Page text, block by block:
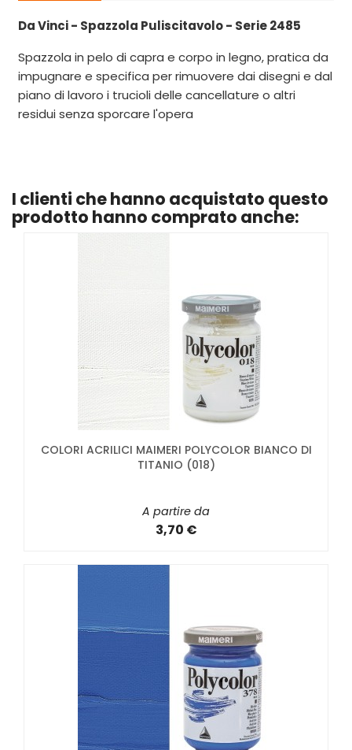
Da Vinci - Spazzola Puliscitavolo - Serie 2485
Spazzola in pelo di capra e corpo in legno, pratica da
impugnare e specifica per rimuovere dai disegni e dal
piano di lavoro i trucioli delle cancellature o altri
residui senza sporcare l'opera
I clienti che hanno acquistato questo
prodotto hanno comprato anche:
COLORI ACRILICI MAIMERI POLYCOLOR BIANCO DI
TITANIO (018)
A partire da
3,70 €